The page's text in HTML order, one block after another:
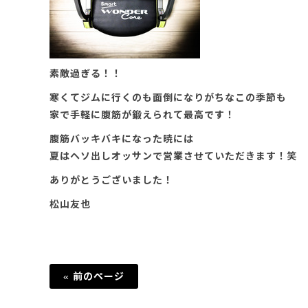
素敵過ぎる！！
寒くてジムに行くのも面倒になりがちなこの季節も
家で手軽に腹筋が鍛えられて最高です！
腹筋バッキバキになった暁には
夏はヘソ出しオッサンで営業させていただきます！笑
ありがとうございました！
松山友也
« 前のページ